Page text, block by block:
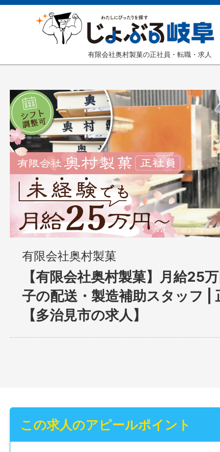
有限会社奥村製菓の正社員・転職・求人
有限会社奥村製菓
【有限会社奥村製菓】月給25
子の配送・製造補助スタッフ |
【多治見市の求人】
この求人のアピールポイント